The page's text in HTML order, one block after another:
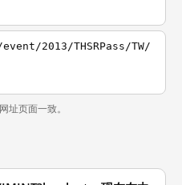
2013/THSRPass/TW/
址页面一致。